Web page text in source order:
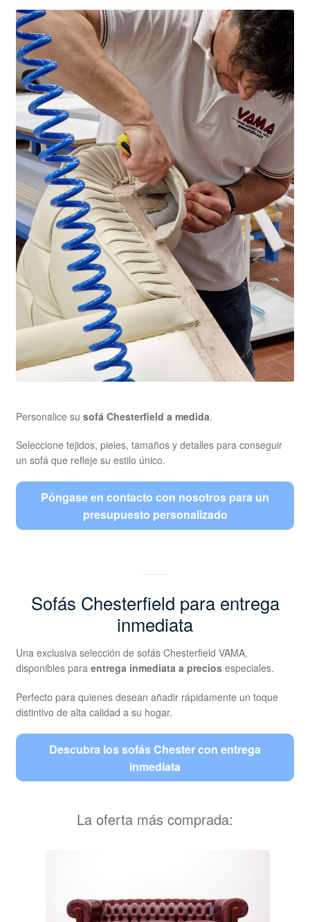
Personalice su sofá Chesterfield a medida.
Seleccione tejidos, pieles, tamaños y detalles para conseguir
un sofá que refleje su estilo único.
Póngase en contacto con nosotros para un
presupuesto personalizado
Sofás Chesterfield para entrega
inmediata
Una exclusiva selección de sofás Chesterfield VAMA,
disponibles para entrega inmediata a preciosespeciales.
Perfecto para quienes desean añadir rápidamente un toque
distintivo de alta calidad a su hogar.
Descubra los sofás Chester con entrega
inmediata
La oferta más comprada: